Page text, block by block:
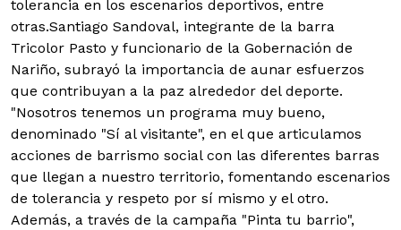
tolerancia en los escenarios deportivos, entre
otras.Santiago Sandoval, integrante de la barra
Tricolor Pasto y funcionario de la Gobernación de
Nariño, subrayó la importancia de aunar esfuerzos
que contribuyan a la paz alrededor del deporte.
"Nosotros tenemos un programa muy bueno,
denominado "Sí al visitante", en el que articulamos
acciones de barrismo social con las diferentes barras
que llegan a nuestro territorio, fomentando escenarios
de tolerancia y respeto por sí mismo y el otro.
Además, a través de la campaña "Pinta tu barrio",